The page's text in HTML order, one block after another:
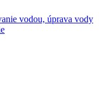
vodou, úprava vody